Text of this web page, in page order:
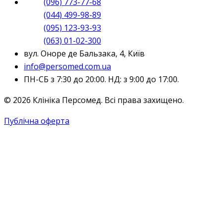
(044) 499-98-89
(095) 123-93-93
(063) 01-02-300
вул. Оноре де Бальзака, 4, Київ
info@persomed.com.ua
ПН-СБ з 7:30 до 20:00. НД: з 9:00 до 17:00.
© 2026 Клініка Персомед. Всі права захищено.
Публічна оферта